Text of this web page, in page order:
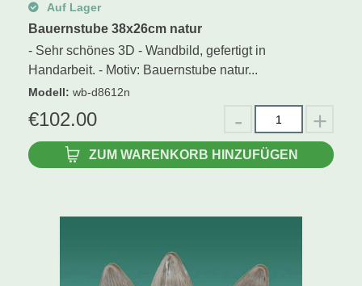
Auf Lager
Bauernstube 38x26cm natur
- Sehr schönes 3D - Wandbild, gefertigt in
Handarbeit. - Motiv: Bauernstube natur...
Modell: wb-d8612n
€102.00
ZUM WARENKORB HINZUFÜGEN